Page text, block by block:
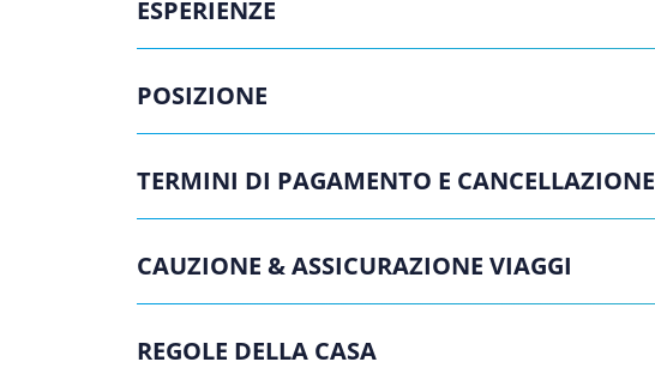
ESPERIENZE
POSIZIONE
TERMINI DI PAGAMENTO E CANCELLAZIONE
CAUZIONE & ASSICURAZIONE VIAGGI
REGOLE DELLA CASA